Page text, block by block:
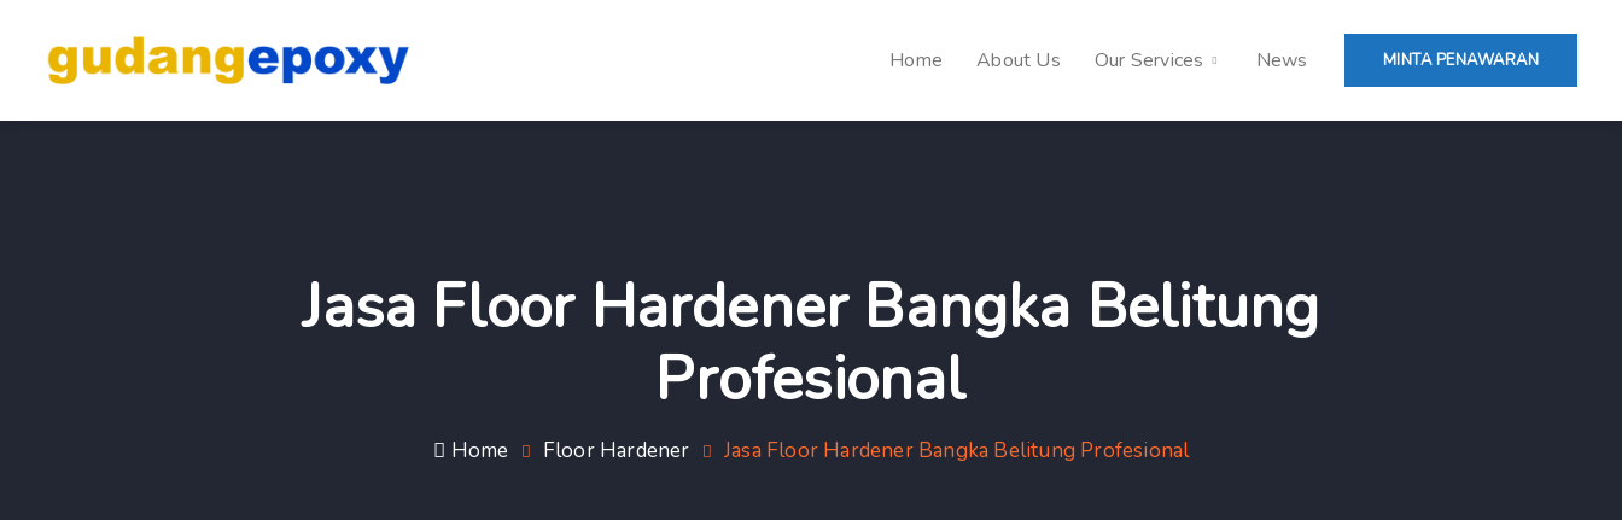
Home About Us Our Services News MINTA PENAWARAN
Jasa Floor Hardener Bangka Belitung
Profesional
Home Floor Hardener Jasa Floor Hardener Bangka Belitung Profesional